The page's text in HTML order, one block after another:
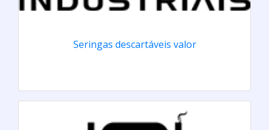
Seringas descartáveis valor